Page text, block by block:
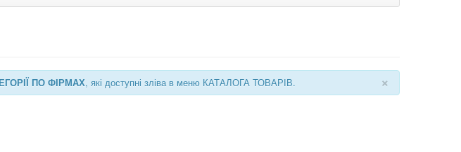
×
ПО ФІРМАХ, які доступні зліва в меню КАТАЛОГА ТОВАРІВ.